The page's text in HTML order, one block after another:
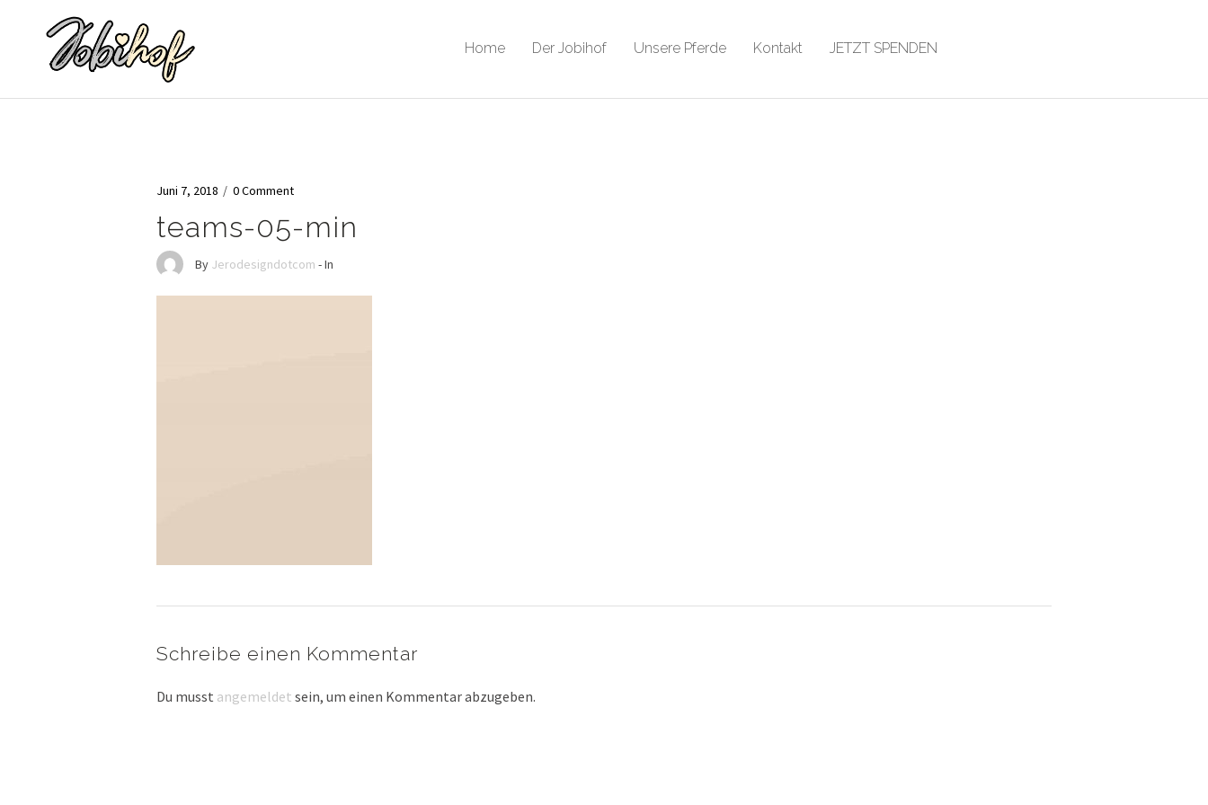
Home Der Jobihof Unsere Pferde Kontakt JETZT SPENDEN
Juni 7, 2018 / 0 Comment
teams-05-min
By Jerodesigndotcom - In
Schreibe einen Kommentar
Du musst angemeldet sein, um einen Kommentar abzugeben.